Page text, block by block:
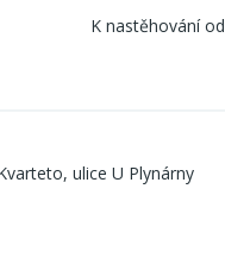
K nastěhování od
ulice U Plynárny